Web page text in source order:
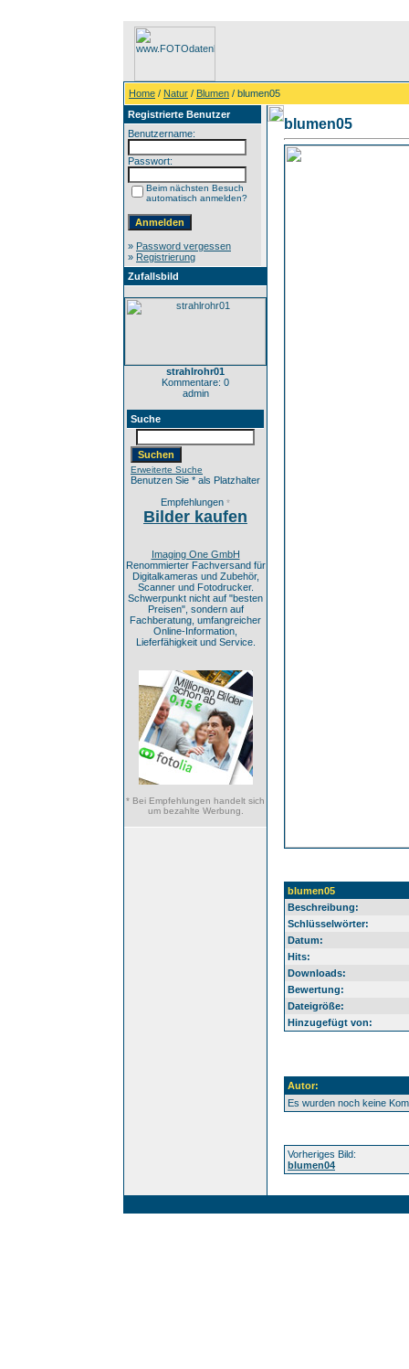
Home / Natur / Blumen / blumen05
Registrierte Benutzer
Benutzername:
Passwort:
Beim nächsten Besuch
automatisch anmelden?
» Password vergessen
» Registrierung
Zufallsbild
strahlrohr01
Kommentare: 0
admin
Suche
Erweiterte Suche
Benutzen Sie * als Platzhalter
Empfehlungen *
Bilder kaufen
Imaging One GmbH
Renommierter Fachversand für
Digitalkameras und Zubehör,
Scanner und Fotodrucker.
Schwerpunkt nicht auf "besten
Preisen", sondern auf
Fachberatung, umfangreicher
Online-Information,
Lieferfähigkeit und Service.
* Bei Empfehlungen handelt sich
um bezahlte Werbung.
blumen05
blumen05
Beschreibung:
Schlüsselwörter:
Datum:
Hits:
Downloads:
Bewertung:
Dateigröße:
Hinzugefügt von:
Autor:
Es wurden noch keine
Vorheriges Bild:
blumen04